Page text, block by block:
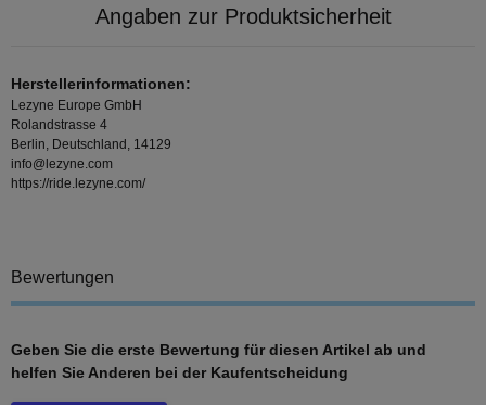
Angaben zur Produktsicherheit
Herstellerinformationen:
Lezyne Europe GmbH
Rolandstrasse 4
Berlin, Deutschland, 14129
info@lezyne.com
https://ride.lezyne.com/
Bewertungen
Geben Sie die erste Bewertung für diesen Artikel ab und
helfen Sie Anderen bei der Kaufentscheidung